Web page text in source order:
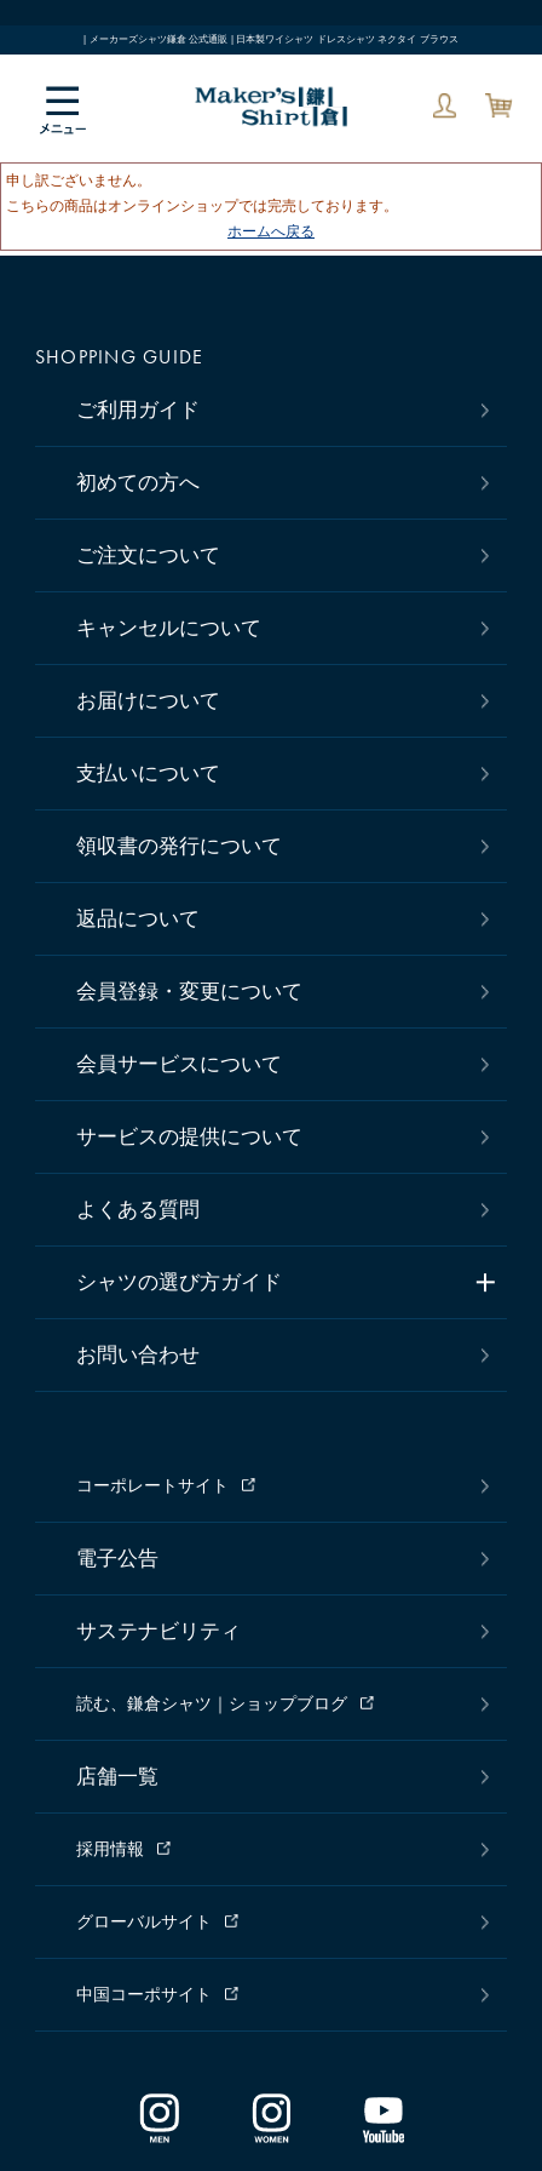
| メーカーズシャツ鎌倉 公式通販 | 日本製ワイシャツ ドレスシャツ ネクタイ ブラウス
申し訳ございません。
こちらの商品はオンラインショップでは完売しております。
ホームへ戻る
SHOPPING GUIDE
ご利用ガイド
初めての方へ
ご注文について
キャンセルについて
お届けについて
支払いについて
領収書の発行について
返品について
会員登録・変更について
会員サービスについて
サービスの提供について
よくある質問
シャツの選び方ガイド
お問い合わせ
コーポレートサイト
電子公告
サステナビリティ
読む、鎌倉シャツ｜ショップブログ
店舗一覧
採用情報
グローバルサイト
中国コーポサイト